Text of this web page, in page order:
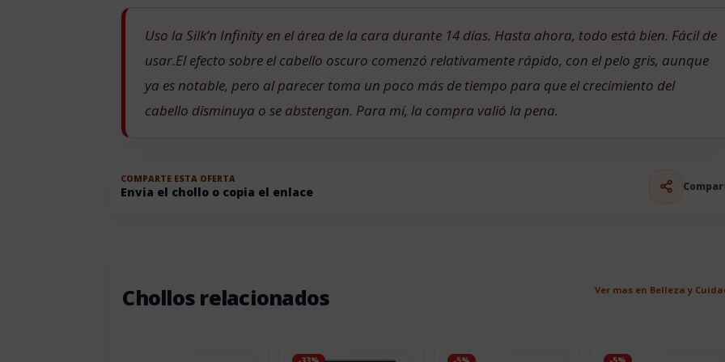
Uso la Silk’n Infinity en el área de la cara durante 14 días. Hasta ahora, todo está bien. Fácil de
usar.El efecto sobre el cabello oscuro comenzó relativamente rápido, con el pelo gris, aunque
ya es notable, pero al parecer toma un poco más de tiempo para que el crecimiento del
cabello disminuya o se abstengan. Para mí, la compra valió la pena.
COMPARTE ESTA OFERTA
Envia el chollo o copia el enlace
Chollos relacionados Ver mas en Belleza y